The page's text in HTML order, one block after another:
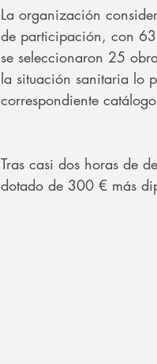
La organización
de participación, con 63
se seleccionaron 25
la situación sanitaria lo
correspondiente
Tras casi dos horas de
dotado de 300 € más